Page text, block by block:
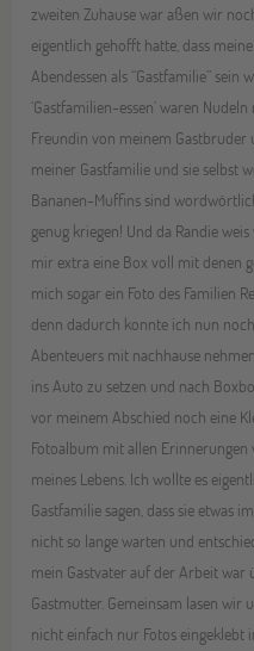
zweiten Zuhause war aßen wir
eigentlich gehofft hatte, dass
Abendessen als “Gastfamilie”
‘Gastfamilien-essen’ waren
Freundin von meinem
meiner Gastfamilie und sie selbst
Bananen-Muffins sind
genug kriegen! Und da Randie
mir extra eine Box voll mit denen
mich sogar ein Foto des Familien
denn dadurch konnte ich nun
Abenteuers mit nachhause
ins Auto zu setzen und nach
vor meinem Abschied noch eine
Fotoalbum mit allen
meines Lebens. Ich wollte es
Gastfamilie sagen, dass sie etwas
nicht so lange warten und
mein Gastvater auf der Arbeit
Gastmutter. Gemeinsam lasen wir
nicht einfach nur Fotos eingeklebt